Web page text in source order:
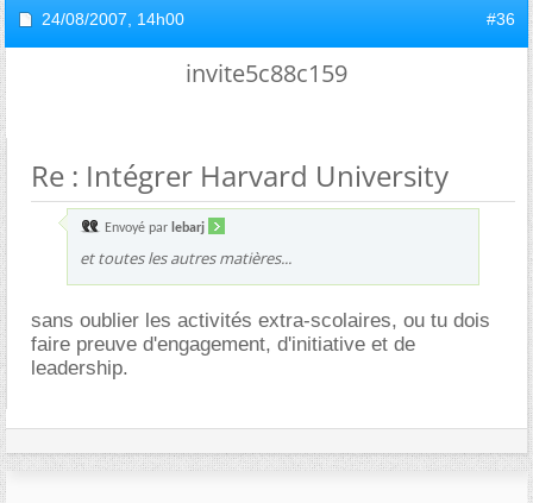
24/08/2007, 14h00 #36
invite5c88c159
Re : Intégrer Harvard University
Envoyé par lebarj
et toutes les autres matières...
sans oublier les activités extra-scolaires, ou tu dois
faire preuve d'engagement, d'initiative et de
leadership.